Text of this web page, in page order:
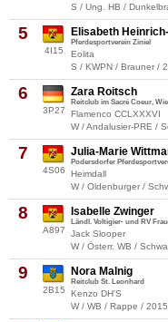
S / Ung. HB /
5
4I15
Elisabeth
Pferdesportverein Ziniel
Eolita
S / KWPN / Brauner /
6
3P27
Zara Roitsch
Reitclub im Sacré Coeur,
Flamenco CCLXXXVI
W / Andalusier-PRE /
7
4S06
Julia-Marie
Podersdorfer
Heimdall
W / Oldenburger /
8
A897
Isabelle Zwinger
Ländl. Voltigier- und RV
Jack Slooper
W / Österr. WB /
9
2B15
Nora Malnig
Reitclub St. Leonhard
Kenzo DH'S
W / WB / Rappe /